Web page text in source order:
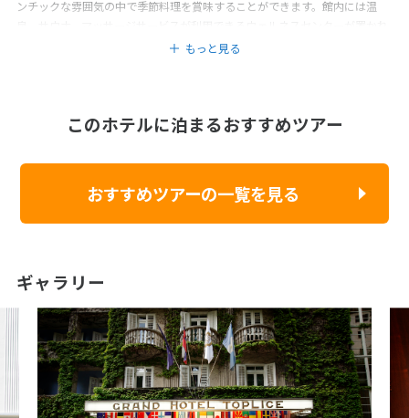
ンチックな雰囲気の中で季節料理を賞味することができます。館内には温
ています。ボートハウスでは、湖を散策するための手漕ぎボートを借りるこ
もっと見る
このホテルに泊まるおすすめツアー
おすすめツアーの一覧を見る
ギャラリー